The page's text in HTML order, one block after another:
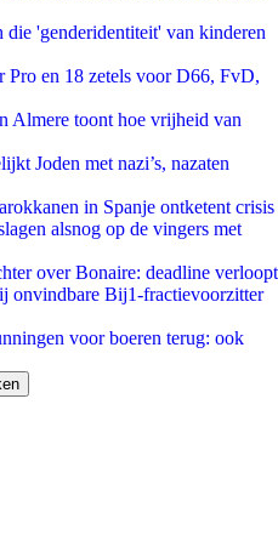
'genderidentiteit' van kinderen
Pro en 18 zetels voor D66, FvD,
Almere toont hoe vrijheid van
Joden met nazi’s, nazaten
in Spanje ontketent crisis
alsnog op de vingers met
over Bonaire: deadline verloopt
onvindbare Bij1-fractievoorzitter
voor boeren terug: ook